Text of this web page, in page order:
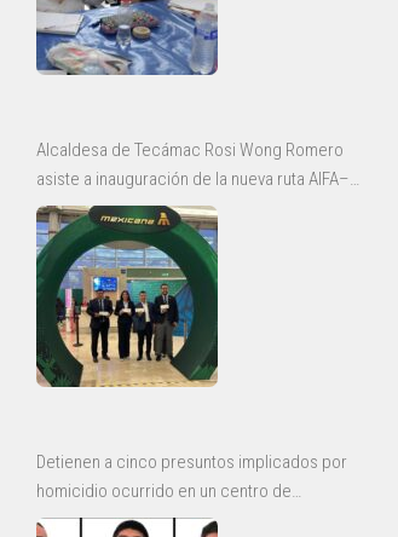
Alcaldesa de Tecámac Rosi Wong Romero
asiste a inauguración de la nueva ruta AIFA–
Bajío de Mexicana
Detienen a cinco presuntos implicados por
homicidio ocurrido en un centro de
rehabilitación de Ecatepec